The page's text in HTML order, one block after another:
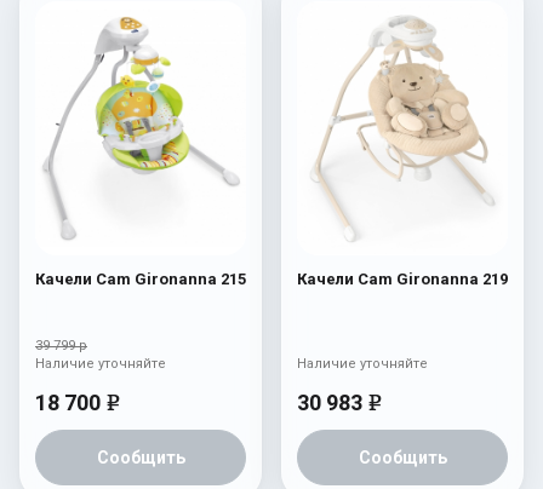
Качели Cam Gironanna 215
39 799 р
18 700 e
Сообщить
Наличие уточняйте
Качели Cam Gironanna 219
30 983 e
Сообщить
Наличие уточняйте